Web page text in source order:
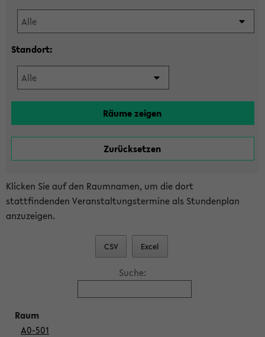
Standort:
Klicken Sie auf den Raumnamen, um die dort
stattfindenden Veranstaltungstermine als Stundenplan
anzuzeigen.
CSV Excel
Suche:
A0-501